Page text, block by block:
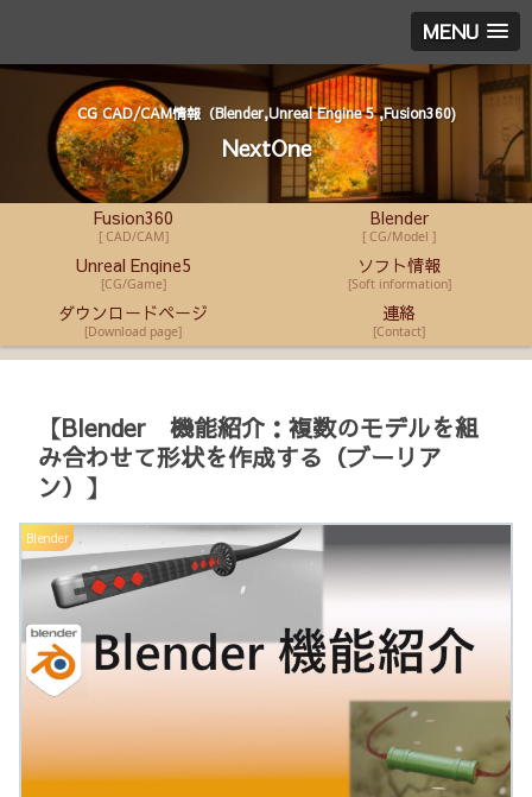
MENU
CG CAD/CAM情報（Blender,Unreal Engine 5 ,Fusion360)
NextOne
Fusion360
[ CAD/CAM]
Blender
[ CG/Model ]
Unreal Engine5
[CG/Game]
ソフト情報
[Soft information]
ダウンロードページ
[Download page]
連絡
[Contact]
【Blender 機能紹介：複数のモデルを組
み合わせて形状を作成する（ブーリア
ン）】
Blender